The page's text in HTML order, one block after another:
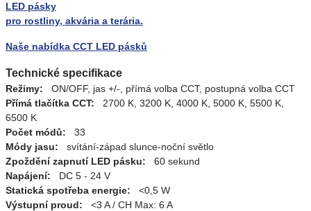
LED pásky
pro rostliny, akvária a terária.
Naše nabídka CCT LED pásků
Technické specifikace
Režimy: ON/OFF, jas +/-, přímá volba CCT, postupná volba CCT
Přímá tlačítka CCT: 2700 K, 3200 K, 4000 K, 5000 K, 5500 K,
6500 K
Počet módů: 33
Módy jasu: svítání-západ slunce-noční světlo
Zpoždění zapnutí LED pásku: 60 sekund
Napájení: DC 5 - 24 V
Statická spotřeba energie: <0,5 W
Výstupní proud: <3 A / CH Max: 6 A